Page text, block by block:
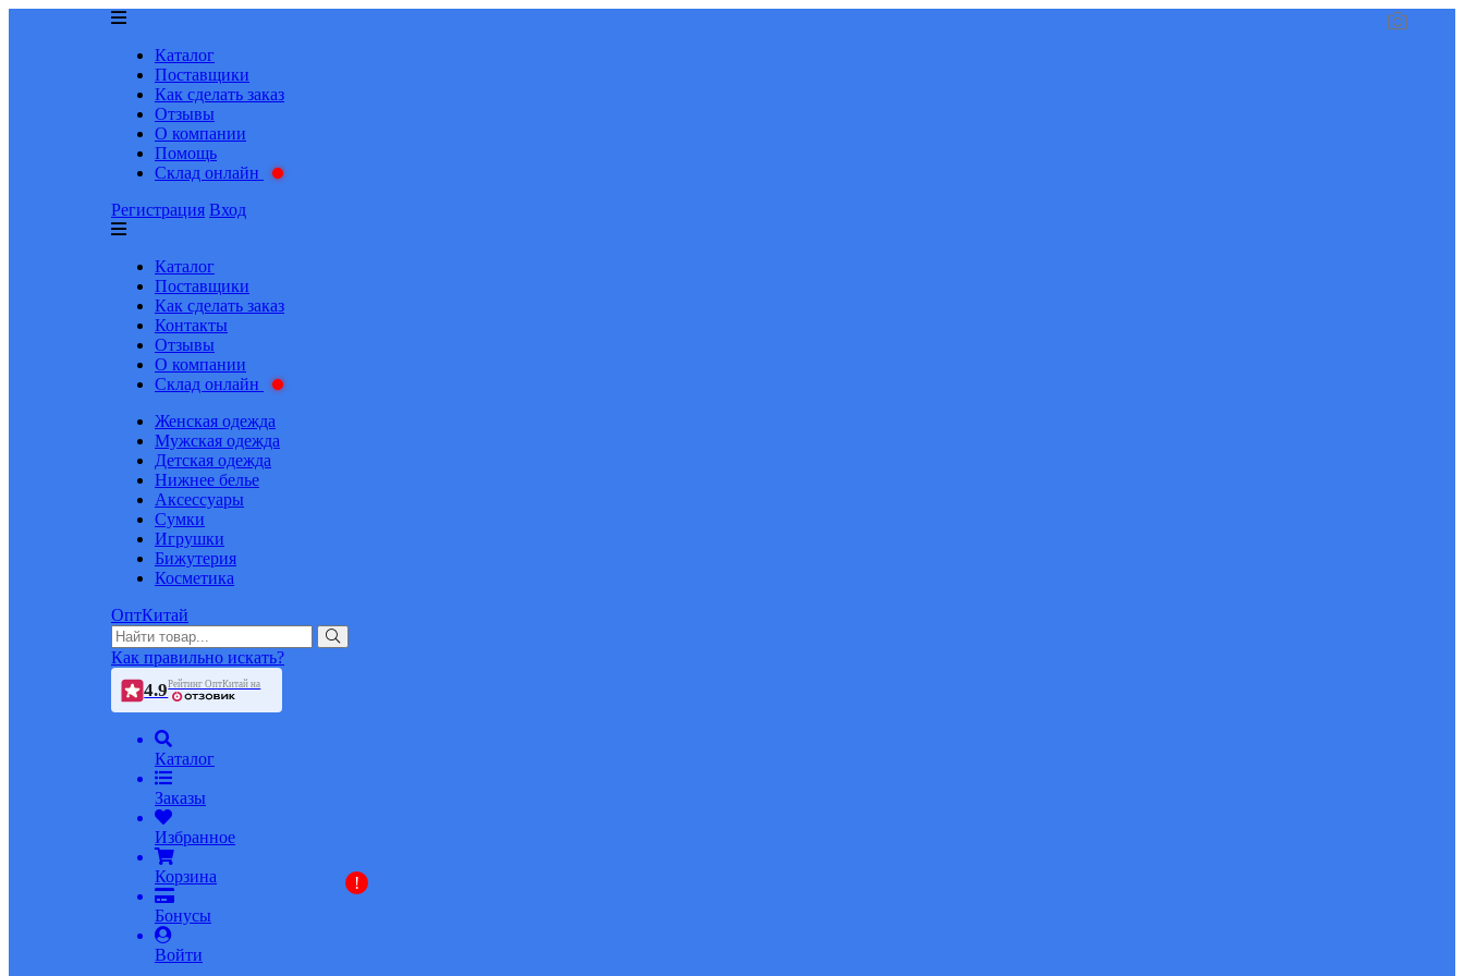
Каталог
Поставщики
Как сделать заказ
Отзывы
О компании
Помощь
Склад онлайн
Регистрация Вход
Каталог
Поставщики
Как сделать заказ
Контакты
Отзывы
О компании
Склад онлайн
Женская одежда
Мужская одежда
Детская одежда
Нижнее белье
Аксессуары
Сумки
Игрушки
Бижутерия
Косметика
ОптКитай
Как правильно искать?
4.9Рейтинг ОптКитай на
Каталог
Заказы
Избранное
Корзина
Бонусы
!
Войти